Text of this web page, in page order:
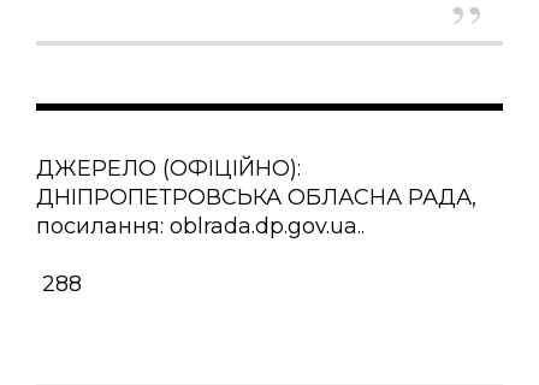
ДЖЕРЕЛО (ОФІЦІЙНО):
ДНІПРОПЕТРОВСЬКА ОБЛАСНА РАДА,
посилання: oblrada.dp.gov.ua..
288